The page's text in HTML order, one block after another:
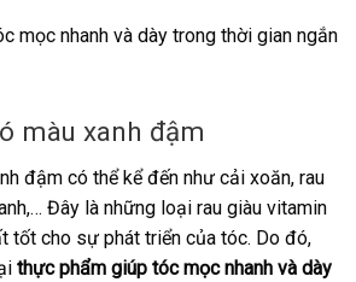
màu xanh đậm
đậm có thể kể đến như cải xoăn, rau
Đây là những loại rau giàu vitamin
tốt cho sự phát triển của tóc. Do đó,
thực phẩm giúp tóc mọc nhanh và dày